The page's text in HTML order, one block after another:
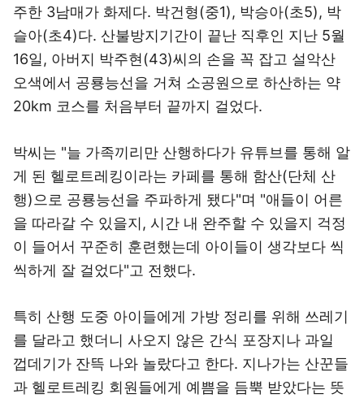
주한 3남매가 화제다. 박건형(중1), 박승아(초5), 박
슬아(초4)다. 산불방지기간이 끝난 직후인 지난 5월
16일, 아버지 박주현(43)씨의 손을 꼭 잡고 설악산
오색에서 공룡능선을 거쳐 소공원으로 하산하는 약
20km 코스를 처음부터 끝까지 걸었다.
박씨는 "늘 가족끼리만 산행하다가 유튜브를 통해 알
게 된 헬로트레킹이라는 카페를 통해 함산(단체 산
행)으로 공룡능선을 주파하게 됐다"며 "애들이 어른
을 따라갈 수 있을지, 시간 내 완주할 수 있을지 걱정
이 들어서 꾸준히 훈련했는데 아이들이 생각보다 씩
씩하게 잘 걸었다"고 전했다.
특히 산행 도중 아이들에게 가방 정리를 위해 쓰레기
를 달라고 했더니 사오지 않은 간식 포장지나 과일
껍데기가 잔뜩 나와 놀랐다고 한다. 지나가는 산꾼들
과 헬로트레킹 회원들에게 예쁨을 듬뿍 받았다는 뜻